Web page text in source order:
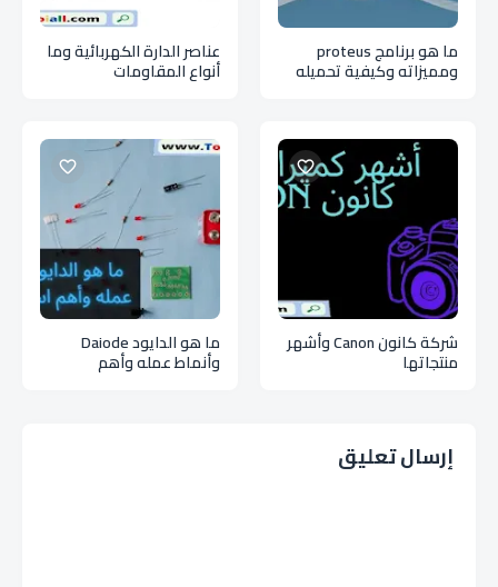
ما هو برنامج proteus
ومميزاته وكيفية تحميله
عناصر الدارة الكهربائية وما
أنواع المقاومات
شركة كانون Canon وأشهر
منتجاتها
ما هو الدايود Daiode
وأنماط عمله وأهم
استخداماته
إرسال تعليق